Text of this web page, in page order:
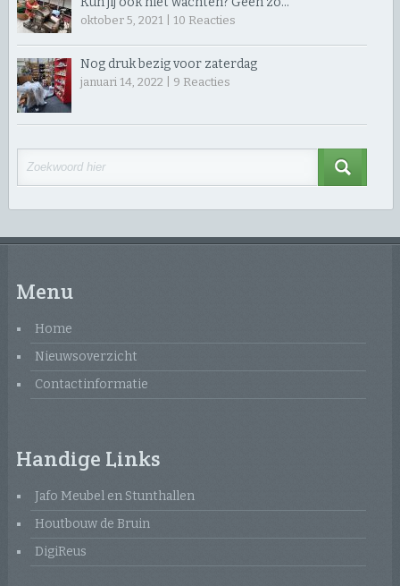
oktober 5, 2021 | 10 Reacties
Nog druk bezig voor zaterdag
januari 14, 2022 | 9 Reacties
Menu
Home
Nieuwsoverzicht
Contactinformatie
Handige Links
Jafo Meubel en Stunthallen
Houtbouw de Bruin
DigiReus